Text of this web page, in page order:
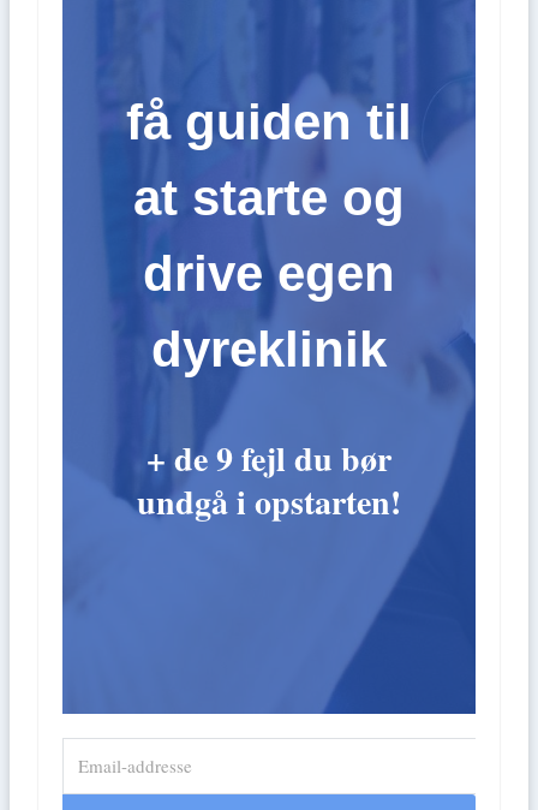
få guiden til
at starte og
drive egen
dyreklinik
+ de 9 fejl du bør
undgå i opstarten!